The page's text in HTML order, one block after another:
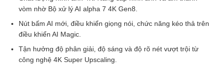
vòm nhờ Bộ xử lý AI alpha 7 4K Gen8.
Nút bấm AI mới, điều khiển giọng nói, chức năng kéo thả trên
điều khiển AI Magic.
Tận hưởng độ phân giải, độ sáng và độ rõ nét vượt trội từ
công nghệ 4K Super Upscaling.